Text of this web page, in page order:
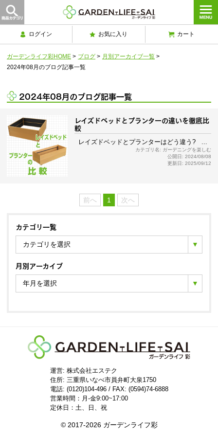
ログイン お気に入り カート
ガーデンライフ彩HOME > ブログ > 月別アーカイブ一覧 >
2024年08月のブログ記事一覧
2024年08月のブログ記事一覧
レイズドベッドとプランターの違いを徹底比
較
レイズドベッドとプランターはどう違う? ...
カテゴリ名: ガーデニングを楽しむ
公開日: 2024/08/08
更新日: 2025/09/12
前へ 1 次へ
カテゴリ一覧
カテゴリを選択
月別アーカイブ
年月を選択
運営: 株式会社エステク
住所: 三重県いなべ市員弁町大泉1750
電話: (0120)104-496 / FAX: (0594)74-6888
営業時間：月-金9:00~17:00
定休日：土、日、祝
© 2017-2026 ガーデンライフ彩